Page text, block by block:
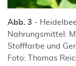
Abb. 3 -
Nahrungsmittel:
Stofffarbe und
Foto: Thomas